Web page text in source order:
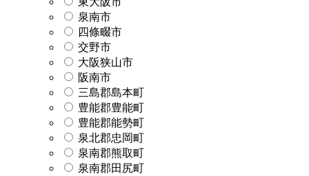
泉南市
四條畷市
交野市
大阪狭山市
阪南市
三島郡島本町
豊能郡豊能町
豊能郡能勢町
泉北郡忠岡町
泉南郡熊取町
泉南郡田尻町